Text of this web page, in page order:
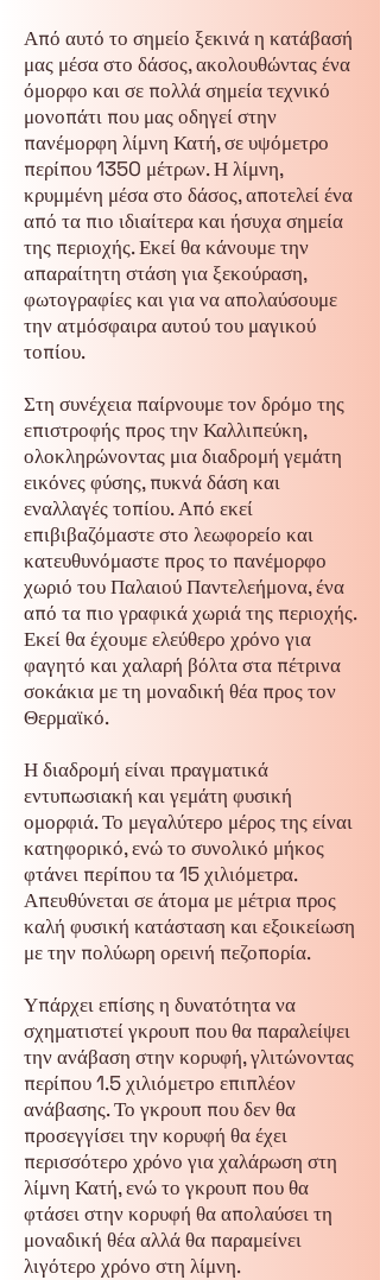
Από αυτό το σημείο ξεκινά η κατάβασή
μας μέσα στο δάσος, ακολουθώντας ένα
όμορφο και σε πολλά σημεία τεχνικό
μονοπάτι που μας οδηγεί στην
πανέμορφη λίμνη Κατή, σε υψόμετρο
περίπου 1350 μέτρων. Η λίμνη,
κρυμμένη μέσα στο δάσος, αποτελεί ένα
από τα πιο ιδιαίτερα και ήσυχα σημεία
της περιοχής. Εκεί θα κάνουμε την
απαραίτητη στάση για ξεκούραση,
φωτογραφίες και για να απολαύσουμε
την ατμόσφαιρα αυτού του μαγικού
τοπίου.
Στη συνέχεια παίρνουμε τον δρόμο της
επιστροφής προς την Καλλιπεύκη,
ολοκληρώνοντας μια διαδρομή γεμάτη
εικόνες φύσης, πυκνά δάση και
εναλλαγές τοπίου. Από εκεί
επιβιβαζόμαστε στο λεωφορείο και
κατευθυνόμαστε προς το πανέμορφο
χωριό του Παλαιού Παντελεήμονα, ένα
από τα πιο γραφικά χωριά της περιοχής.
Εκεί θα έχουμε ελεύθερο χρόνο για
φαγητό και χαλαρή βόλτα στα πέτρινα
σοκάκια με τη μοναδική θέα προς τον
Θερμαϊκό.
Η διαδρομή είναι πραγματικά
εντυπωσιακή και γεμάτη φυσική
ομορφιά. Το μεγαλύτερο μέρος της είναι
κατηφορικό, ενώ το συνολικό μήκος
φτάνει περίπου τα 15 χιλιόμετρα.
Απευθύνεται σε άτομα με μέτρια προς
καλή φυσική κατάσταση και εξοικείωση
με την πολύωρη ορεινή πεζοπορία.
Υπάρχει επίσης η δυνατότητα να
σχηματιστεί γκρουπ που θα παραλείψει
την ανάβαση στην κορυφή, γλιτώνοντας
περίπου 1.5 χιλιόμετρο επιπλέον
ανάβασης. Το γκρουπ που δεν θα
προσεγγίσει την κορυφή θα έχει
περισσότερο χρόνο για χαλάρωση στη
λίμνη Κατή, ενώ το γκρουπ που θα
φτάσει στην κορυφή θα απολαύσει τη
μοναδική θέα αλλά θα παραμείνει
λιγότερο χρόνο στη λίμνη.